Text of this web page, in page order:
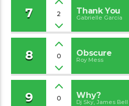
7 2 Thank You
Gabrielle Garcia
8 0 Obscure
Roy Mess
9 0 Why?
Dj Sky, James Bell